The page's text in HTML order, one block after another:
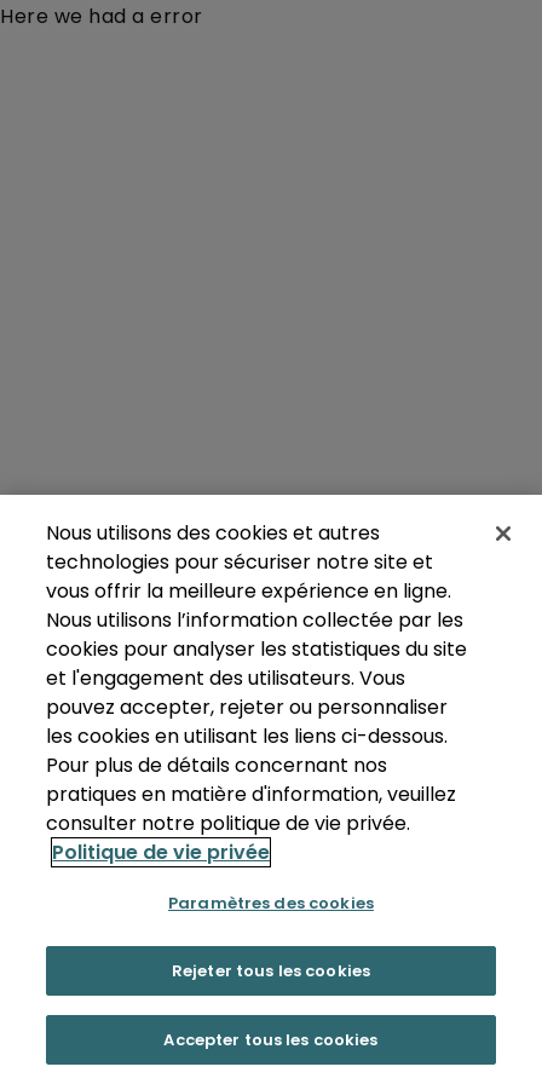
Here we had a error
Nous utilisons des cookies et autres
technologies pour sécuriser notre site et
vous offrir la meilleure expérience en ligne.
Nous utilisons l’information collectée par les
cookies pour analyser les statistiques du site
et l'engagement des utilisateurs. Vous
pouvez accepter, rejeter ou personnaliser
les cookies en utilisant les liens ci-dessous.
Pour plus de détails concernant nos
pratiques en matière d'information, veuillez
consulter notre politique de vie privée.
Politique de vie privée
Paramètres des cookies
Rejeter tous les cookies
Accepter tous les cookies